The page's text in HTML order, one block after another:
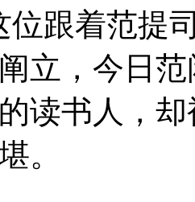
位跟着范提
立，今日
读书人，
。